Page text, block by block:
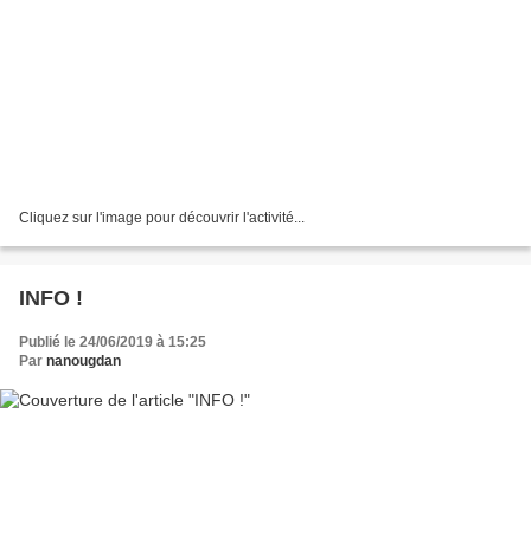
Cliquez sur l'image pour découvrir l'activité...
INFO !
Publié le 24/06/2019 à 15:25
Par nanougdan